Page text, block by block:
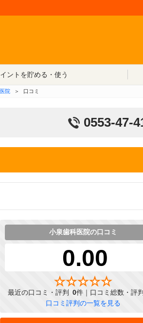
ントを貯める・使う
院 ＞ 口コミ
0553-47-
小泉歯科医院の口コミ
0.00
最近の口コミ・評判 0件｜口コミ総数・評判
口コミ評判の一覧を見る